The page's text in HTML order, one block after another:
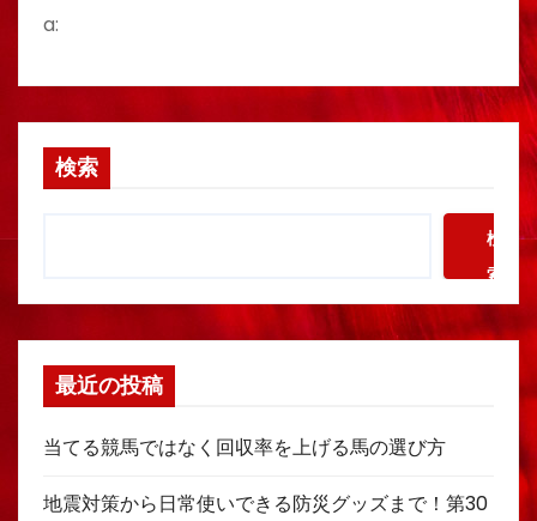
a:
検索
検
索
最近の投稿
当てる競馬ではなく回収率を上げる馬の選び方
地震対策から日常使いできる防災グッズまで！第30